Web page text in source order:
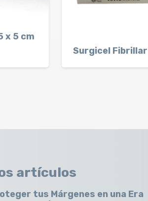
x 5 cm
Surgicel Fibrillar
artículos
tus Márgenes en una Era